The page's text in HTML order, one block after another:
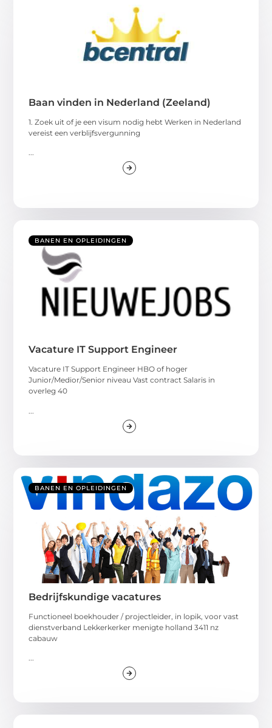
Baan vinden in Nederland (Zeeland)
1. Zoek uit of je een visum nodig hebt Werken in Nederland
vereist een verblijfsvergunning
...
BANEN EN OPLEIDINGEN
Vacature IT Support Engineer
Vacature IT Support Engineer HBO of hoger
Junior/Medior/Senior niveau Vast contract Salaris in
overleg 40
BANEN EN OPLEIDINGEN
Bedrijfskundige vacatures
Functioneel boekhouder / projectleider, in lopik, voor vast
dienstverband Lekkerkerker menigte holland 3411 nz
cabauw
...